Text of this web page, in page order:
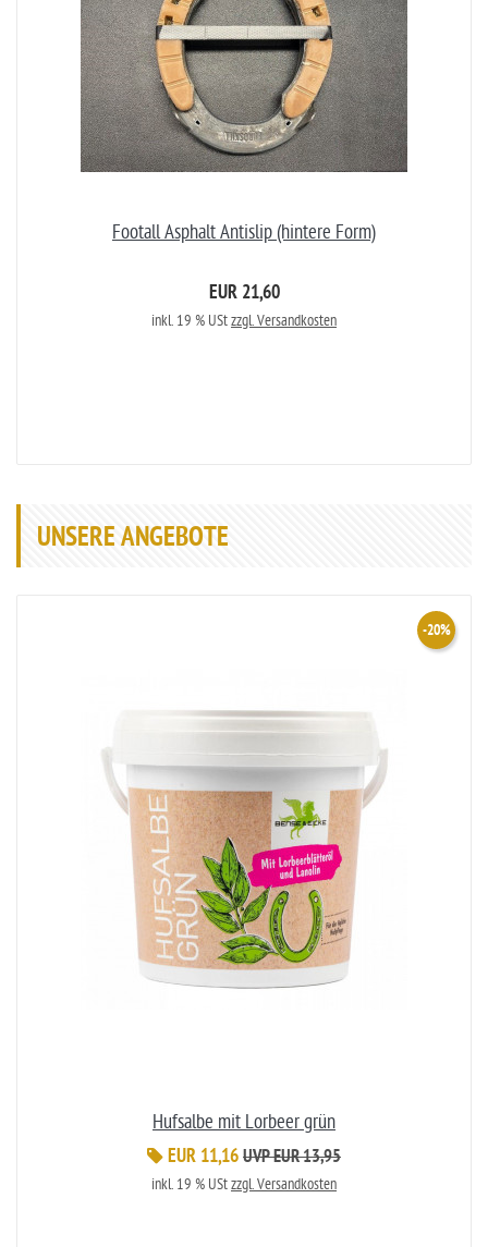
Footall Asphalt Antislip (hintere Form)
EUR 21,60
inkl. 19 % UStzzgl. Versandkosten
UNSERE ANGEBOTE
Hufsalbe mit Lorbeer grün
EUR 11,16
-20%
UVP EUR 13,95
inkl. 19 % UStzzgl. Versandkosten